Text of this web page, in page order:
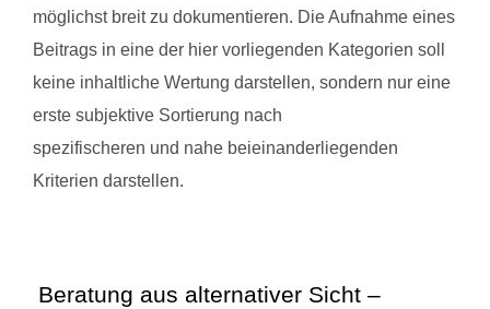
möglichst breit zu dokumentieren. Die Aufnahme eines
Beitrags in eine der hier vorliegenden Kategorien soll
keine inhaltliche Wertung darstellen, sondern nur eine
erste subjektive Sortierung nach
spezifischeren und nahe beieinanderliegenden
Kriterien darstellen.
Beratung aus alternativer Sicht –